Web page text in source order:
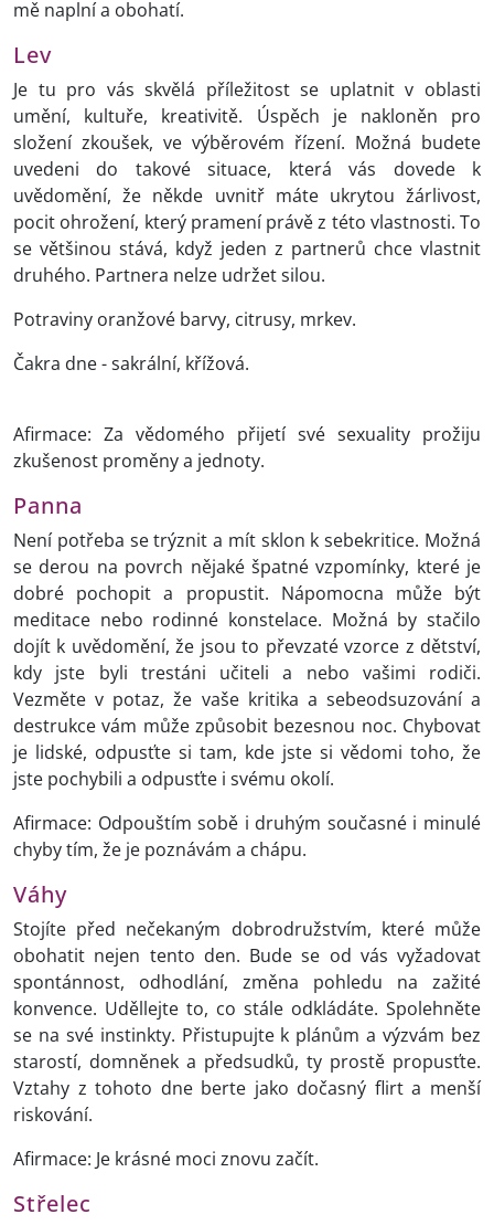
mě naplní a obohatí.
Lev
Je tu pro vás skvělá příležitost se uplatnit v oblasti
umění, kultuře, kreativitě. Úspěch je nakloněn pro
složení zkoušek, ve výběrovém řízení. Možná budete
uvedeni do takové situace, která vás dovede k
uvědomění, že někde uvnitř máte ukrytou žárlivost,
pocit ohrožení, který pramení právě z této vlastnosti. To
se většinou stává, když jeden z partnerů chce vlastnit
druhého. Partnera nelze udržet silou.
Potraviny oranžové barvy, citrusy, mrkev.
Čakra dne - sakrální, křížová.
Afirmace: Za vědomého přijetí své sexuality prožiju
zkušenost proměny a jednoty.
Panna
Není potřeba se trýznit a mít sklon k sebekritice. Možná
se derou na povrch nějaké špatné vzpomínky, které je
dobré pochopit a propustit. Nápomocna může být
meditace nebo rodinné konstelace. Možná by stačilo
dojít k uvědomění, že jsou to převzaté vzorce z dětství,
kdy jste byli trestáni učiteli a nebo vašimi rodiči.
Vezměte v potaz, že vaše kritika a sebeodsuzování a
destrukce vám může způsobit bezesnou noc. Chybovat
je lidské, odpusťte si tam, kde jste si vědomi toho, že
jste pochybili a odpusťte i svému okolí.
Afirmace: Odpouštím sobě i druhým současné i minulé
chyby tím, že je poznávám a chápu.
Váhy
Stojíte před nečekaným dobrodružstvím, které může
obohatit nejen tento den. Bude se od vás vyžadovat
spontánnost, odhodlání, změna pohledu na zažité
konvence. Uděllejte to, co stále odkládáte. Spolehněte
se na své instinkty. Přistupujte k plánům a výzvám bez
starostí, domněnek a předsudků, ty prostě propusťte.
Vztahy z tohoto dne berte jako dočasný flirt a menší
riskování.
Afirmace: Je krásné moci znovu začít.
Střelec